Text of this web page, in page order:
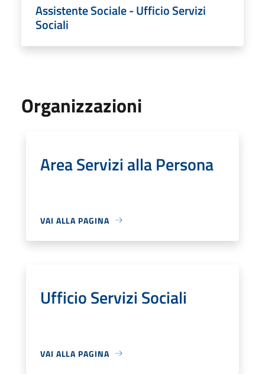
Assistente Sociale - Ufficio Servizi
Sociali
Organizzazioni
Area Servizi alla Persona
VAI ALLA PAGINA
Ufficio Servizi Sociali
VAI ALLA PAGINA